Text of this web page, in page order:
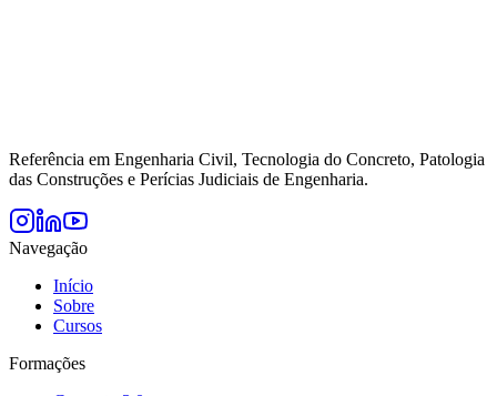
Referência em Engenharia Civil, Tecnologia do Concreto, Patologia
das Construções e Perícias Judiciais de Engenharia.
Navegação
Início
Sobre
Cursos
Formações